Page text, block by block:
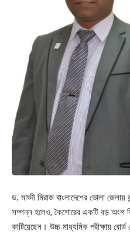
ড. মাহ্দী মিরাজ বাংলাদেশের ভোলা
সম্পন্ন হলেও, কৈশোরের একটি বড় অংশ
কাটিয়েছেন। উচ্চ মাধ্যমিক পরীক্ষায়